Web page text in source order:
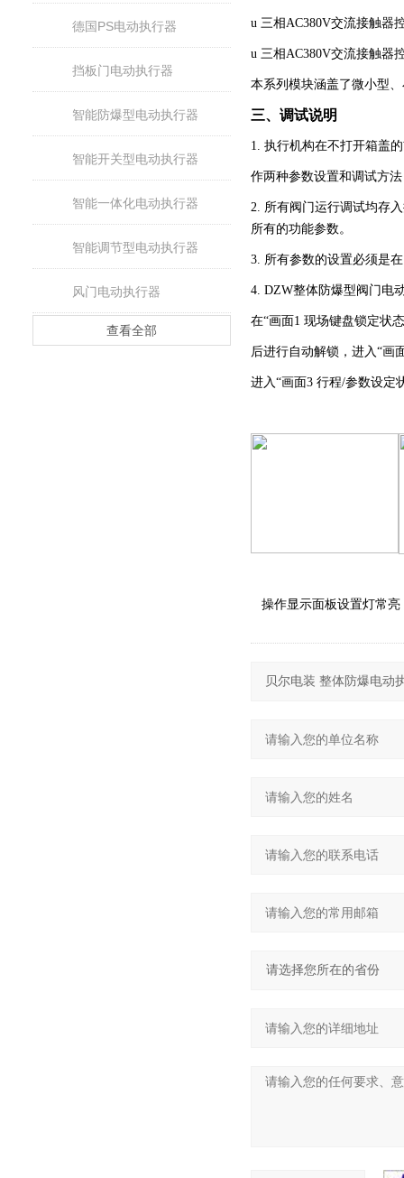
德国PS电动执行器
挡板门电动执行器
智能防爆型电动执行器
智能开关型电动执行器
智能一体化电动执行器
智能调节型电动执行器
风门电动执行器
查看全部
u 三相AC380V交流接触器
u 三相AC380V交流接触器
本系列模块涵盖了微小型
三、 调试说明
1. 执行机构在不打开箱盖
作两种参数设置和调试方
2. 所有阀门运行调试均存
所有的功能参数。
3. 所有参数的设置必须是
4. DZW整体防爆型阀门电
在“画面1 现场键盘锁定状
后进行自动解锁，进入“画
进入“画面3 行程/参数设定
操作显示面板设置灯常亮